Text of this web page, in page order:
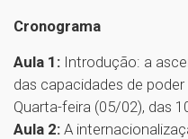
Cronograma
Aula 1: Introdução: a
das capacidades de poder
Quarta-feira (05/02), das
Aula 2: A